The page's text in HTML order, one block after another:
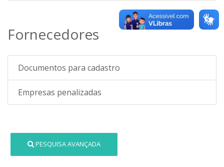
Fornecedores
Documentos para cadastro
Empresas penalizadas
PESQUISA AVANÇADA